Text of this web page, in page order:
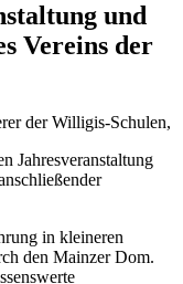
und
Vereins der
der Willigis-Schulen,
Jahresveranstaltung
in kleineren
den Mainzer Dom.